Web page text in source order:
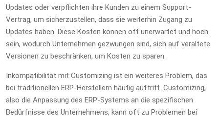
Updates oder verpflichten ihre Kunden zu einem Support-
Vertrag, um sicherzustellen, dass sie weiterhin Zugang zu
Updates haben. Diese Kosten können oft unerwartet und hoch
sein, wodurch Unternehmen gezwungen sind, sich auf veraltete
Versionen zu beschränken, um Kosten zu sparen.
Inkompatibilität mit Customizing ist ein weiteres Problem, das
bei traditionellen ERP-Herstellern häufig auftritt. Customizing,
also die Anpassung des ERP-Systems an die spezifischen
Bedürfnisse des Unternehmens, kann oft zu Problemen bei